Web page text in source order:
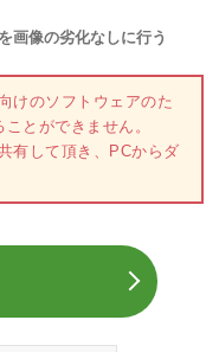
画像の劣化なしに行う
けのソフトウェアのた
とができません。
有して頂き、PCからダ